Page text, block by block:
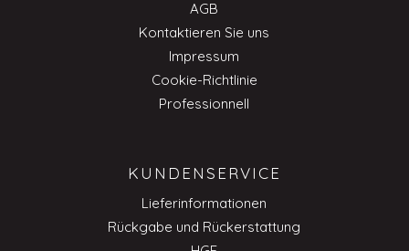
AGB
Kontaktieren Sie uns
Impressum
Cookie-Richtlinie
Professionnell
KUNDENSERVICE
Lieferinformationen
Rückgabe und Rückerstattung